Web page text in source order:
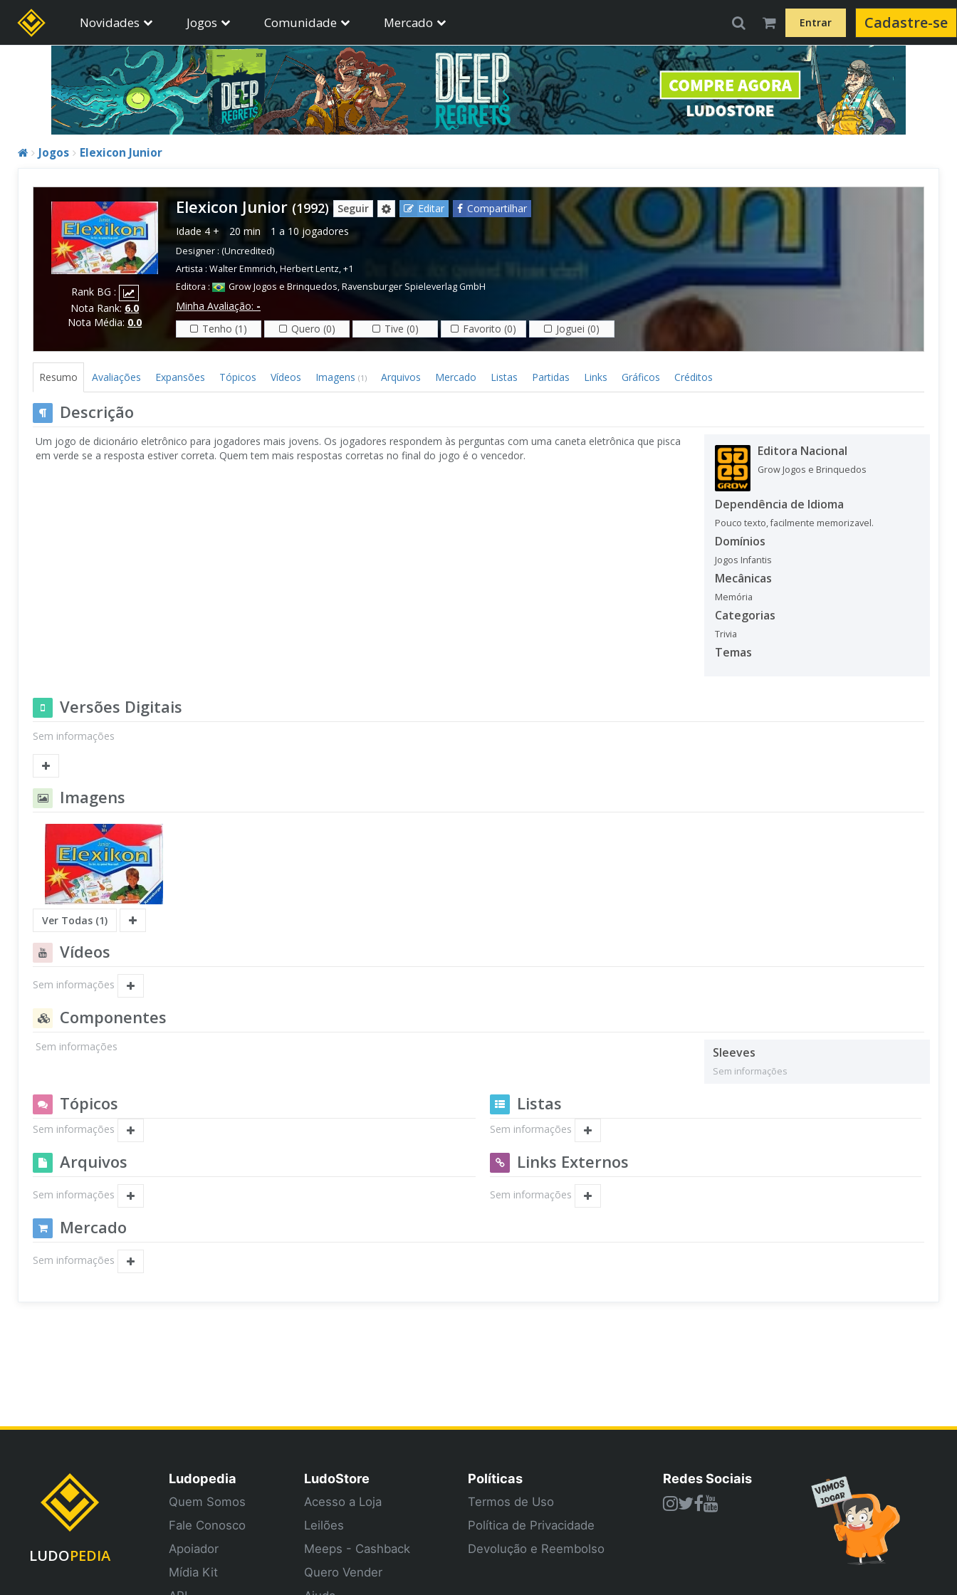
Novidades Jogos Comunidade Mercado Entrar Cadastre-se
Jogos Elexicon Junior
Rank BG :
Nota Rank: 6.0
Nota Média: 0.0
Elexicon Junior (1992) Seguir Editar
Compartilhar
Idade 4 + 20 min 1 a 10 jogadores
Designer : (Uncredited)
Artista : Walter Emmrich,Herbert Lentz,+1
Editora :
Grow Jogos e Brinquedos,Ravensburger Spieleverlag GmbH
Minha Avaliação: -
Tenho (1)
Quero (0) Tive (0) Favorito (0) Joguei (0)
Resumo Avaliações Expansões Tópicos Vídeos Imagens (1) Arquivos Mercado Listas Partidas Links Gráficos Créditos
Descrição
Um jogo de dicionário eletrônico para jogadores mais jovens. Os jogadores respondem às perguntas com uma caneta eletrônica que pisca
em verde se a resposta estiver correta. Quem tem mais respostas corretas no final do jogo é o vencedor.
Editora Nacional
Grow Jogos e Brinquedos
Dependência de Idioma
Pouco texto, facilmente memorizavel.
Domínios
Jogos Infantis
Mecânicas
Memória
Categorias
Trivia
Temas
Versões Digitais
Sem informações
Imagens
Ver Todas (1)
Vídeos
Sem informações
Componentes
Sem informações Sleeves
Sem informações
Tópicos
Sem informações
Listas
Sem informações
Arquivos
Sem informações
Links Externos
Sem informações
Mercado
Sem informações
LUDOPEDIA
Ludopedia
Quem Somos
Fale Conosco
Apoiador
Mídia Kit
LudoStore
Acesso a Loja
Leilões
Meeps - Cashback
Quero Vender
Políticas
Termos de Uso
Política de Privacidade
Devolução e Reembolso
Redes Sociais